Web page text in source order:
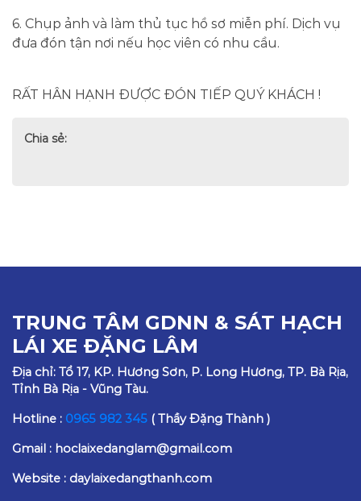
6. Chụp ảnh và làm thủ tục hồ sơ miễn phí. Dịch vụ
đưa đón tận nơi nếu học viên có nhu cầu.
RẤT HÂN HẠNH ĐƯỢC ĐÓN TIẾP QUÝ KHÁCH !
Chia sẻ:
TRUNG TÂM GDNN & SÁT HẠCH
LÁI XE ĐẶNG LÂM
Địa chỉ: Tổ 17, KP. Hương Sơn, P. Long Hương, TP. Bà Rịa,
Tỉnh Bà Rịa - Vũng Tàu.
Hotline : 0965 982 345 ( Thầy Đặng Thành )
Gmail : hoclaixedanglam@gmail.com
Website : daylaixedangthanh.com